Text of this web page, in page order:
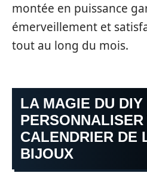
montée en puissance
émerveillement et
tout au long du mois.
LA MAGIE DU
CALENDRIER DE
BIJOUX